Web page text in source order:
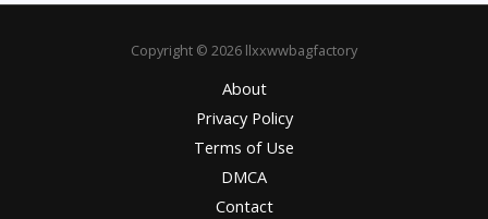
Copyright © 2026 llxxwwbagfactory
About
Privacy Policy
Terms of Use
DMCA
Contact